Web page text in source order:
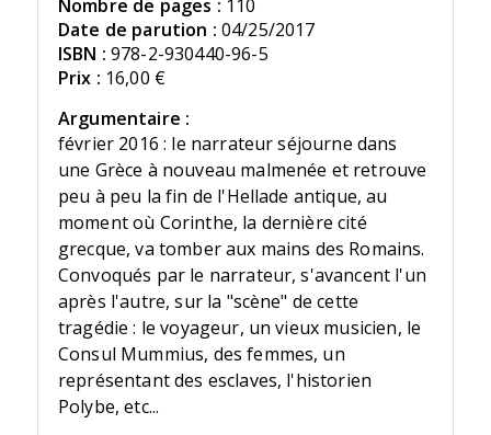
Nombre de pages : 110
Date de parution : 04/25/2017
ISBN : 978-2-930440-96-5
Prix : 16,00 €
Argumentaire :
février 2016 : le narrateur séjourne dans
une Grèce à nouveau malmenée et retrouve
peu à peu la fin de l'Hellade antique, au
moment où Corinthe, la dernière cité
grecque, va tomber aux mains des Romains.
Convoqués par le narrateur, s'avancent l'un
après l'autre, sur la "scène" de cette
tragédie : le voyageur, un vieux musicien, le
Consul Mummius, des femmes, un
représentant des esclaves, l'historien
Polybe, etc...